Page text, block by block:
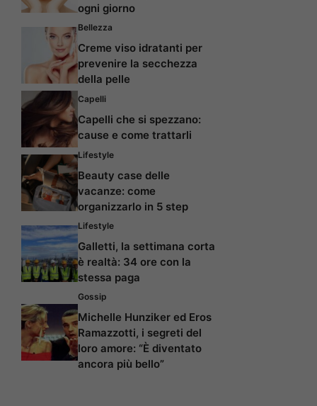
ogni giorno
Bellezza
Creme viso idratanti per
prevenire la secchezza
della pelle
Capelli
Capelli che si spezzano:
cause e come trattarli
Lifestyle
Beauty case delle
vacanze: come
organizzarlo in 5 step
Lifestyle
Galletti, la settimana corta
è realtà: 34 ore con la
stessa paga
Gossip
Michelle Hunziker ed Eros
Ramazzotti, i segreti del
loro amore: “È diventato
ancora più bello”